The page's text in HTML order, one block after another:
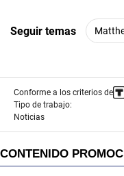
Seguir temas
Conforme a los criterios de
Tipo de trabajo:
Noticias